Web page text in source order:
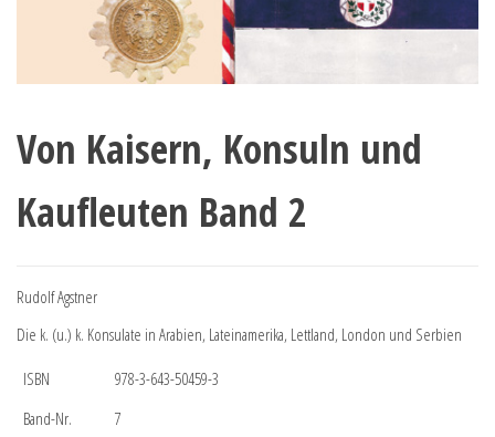
Von Kaisern, Konsuln und
Kaufleuten Band 2
Rudolf Agstner
Die k. (u.) k. Konsulate in Arabien, Lateinamerika, Lettland, London und Serbien
ISBN
978-3-643-50459-3
Band-Nr.
7